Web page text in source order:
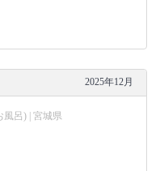
2025年12月
呂) | 宮城県